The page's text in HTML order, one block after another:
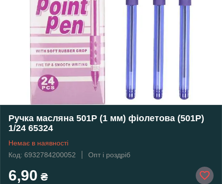
Ручка масляна 501P (1 мм) фіолетова (501P)
1/24 65324
Немає в наявності
Код: 6932784200052
Опт і роздріб
6,90 ₴